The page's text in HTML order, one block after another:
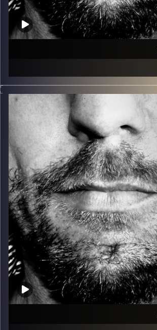
של הופעות חיות. הרבה ג'אם, רוק,
בלוז, bluegrass, ג'אז, Fאנק, פרוגרסיב ואפילו אלקטרוניקה.
David